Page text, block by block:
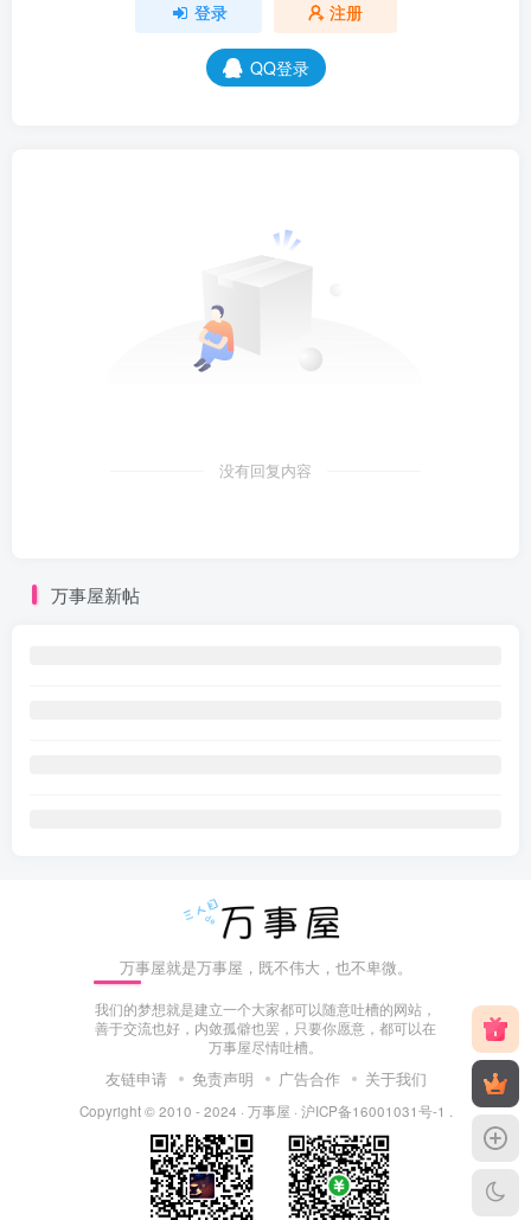
登录 注册
QQ登录
没有回复内容
万事屋新帖
万事屋就是万事屋，既不伟大，也不卑微。
我们的梦想就是建立一个大家都可以随意吐槽的网站，
善于交流也好，内敛孤僻也罢，只要你愿意，都可以在
万事屋尽情吐槽。
友链申请 免责声明 广告合作 关于我们
Copyright © 2010 - 2024 · 万事屋 · 沪ICP备16001031号-1